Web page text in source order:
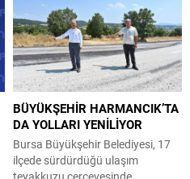
BÜYÜKŞEHİR HARMANCIK’TA
DA YOLLARI YENİLİYOR
Bursa Büyükşehir Belediyesi, 17
ilçede sürdürdüğü ulaşım